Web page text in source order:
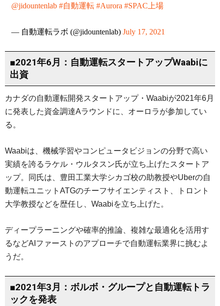
@jidountenlab #自動運転 #Aurora #SPAC上場
— 自動運転ラボ (@jidountenlab) July 17, 2021
■2021年6月：自動運転スタートアップWaabiに
出資
カナダの自動運転開発スタートアップ・Waabiが2021年6月
に発表した資金調達Aラウンドに、オーロラが参加してい
る。
Waabiは、機械学習やコンピュータビジョンの分野で高い
実績を誇るラケル・ウルタスン氏が立ち上げたスタートア
ップ。同氏は、豊田工業大学シカゴ校の助教授やUberの自
動運転ユニットATGのチーフサイエンティスト、トロント
大学教授などを歴任し、Waabiを立ち上げた。
ディープラーニングや確率的推論、複雑な最適化を活用す
るなどAIファーストのアプローチで自動運転業界に挑むよ
うだ。
■2021年3月：ボルボ・グループと自動運転トラ
ックを発表